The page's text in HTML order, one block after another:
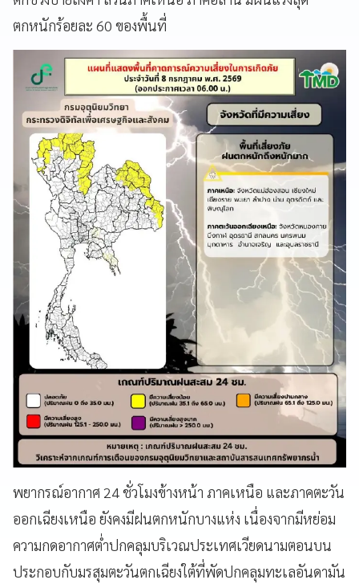
ตกหนักร้อยละ 60 ของพื้นที่
พยากรณ์อากาศ 24 ชั่วโมงข้างหน้า ภาคเหนือ และภาคตะวัน
ออกเฉียงเหนือ ยังคงมีฝนตกหนักบางแห่ง เนื่องจากมีหย่อม
ความกดอากาศต่ำปกคลุมบริเวณประเทศเวียดนามตอนบน
ประกอบกับมรสุมตะวันตกเฉียงใต้ที่พัดปกคลุมทะเลอันดามัน